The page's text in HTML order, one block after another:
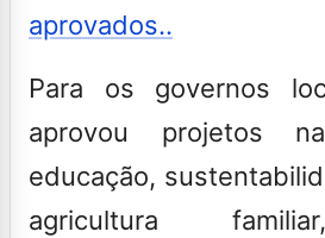
aprovados..
Para os governos
aprovou projetos
educação,
agricultura